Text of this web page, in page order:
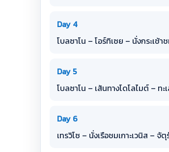
Day 4
โบลซาโน – โอร์ทิเซย – นั่งกระเช้
Day 5
โบลซาโน – เส้นทางโดโลไมต์ – ท
Day 6
เทรวิโซ – นั่งเรือชมเกาะเวนิส –